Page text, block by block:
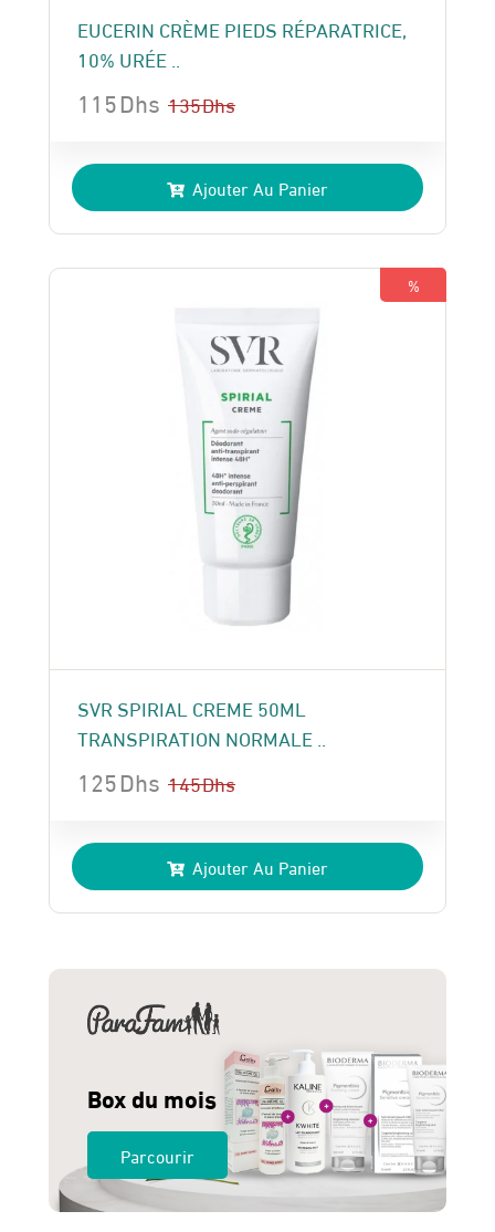
EUCERIN CRÈME PIEDS RÉPARATRICE,
10% URÉE ..
135Dhs
prix
initial
était :
135 Dhs.
115Dhs
prix
actuel
est :
115 Dhs.
Ajouter Au Panier
%
SVR SPIRIAL CREME 50ML
TRANSPIRATION NORMALE ..
145Dhs
prix
initial
était :
125Dhs
prix
actuel
est :
Ajouter Au Panier
Box du mois
Parcourir